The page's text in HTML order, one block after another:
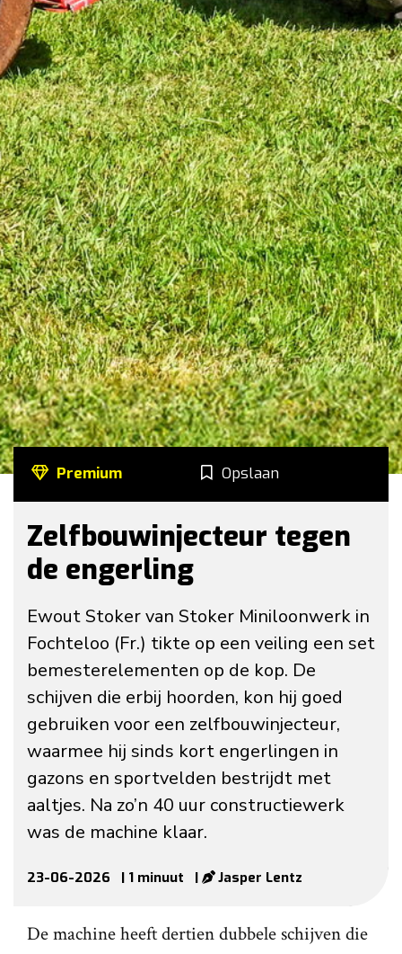
Premium Opslaan
Zelfbouwinjecteur tegen
de engerling
Ewout Stoker van Stoker Miniloonwerk in
Fochteloo (Fr.) tikte op een veiling een set
bemesterelementen op de kop. De
schijven die erbij hoorden, kon hij goed
gebruiken voor een zelfbouwinjecteur,
waarmee hij sinds kort engerlingen in
gazons en sportvelden bestrijdt met
aaltjes. Na zo’n 40 uur constructiewerk
was de machine klaar.
23-06-2026 | 1 minuut | Jasper Lentz
De machine heeft dertien dubbele schijven die